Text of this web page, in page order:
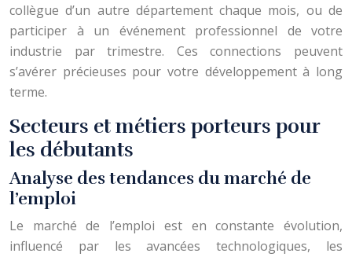
collègue d’un autre département chaque mois, ou de
participer à un événement professionnel de votre
industrie par trimestre. Ces connections peuvent
s’avérer précieuses pour votre développement à long
terme.
Secteurs et métiers porteurs pour
les débutants
Analyse des tendances du marché de
l’emploi
Le marché de l’emploi est en constante évolution,
influencé par les avancées technologiques, les